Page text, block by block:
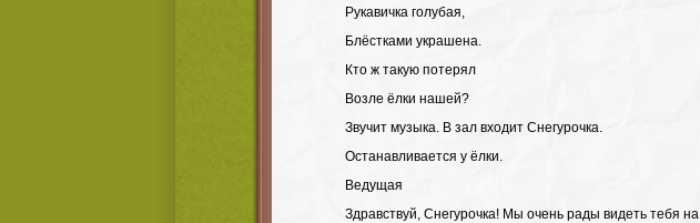
Рукавичка голубая,
Блёстками украшена.
Кто ж такую потерял
Возле ёлки нашей?
Звучит музыка. В зал входит Снегурочка.
Останавливается у ёлки.
Ведущая
Здравствуй, Снегурочка! Мы очень рады видеть тебя на